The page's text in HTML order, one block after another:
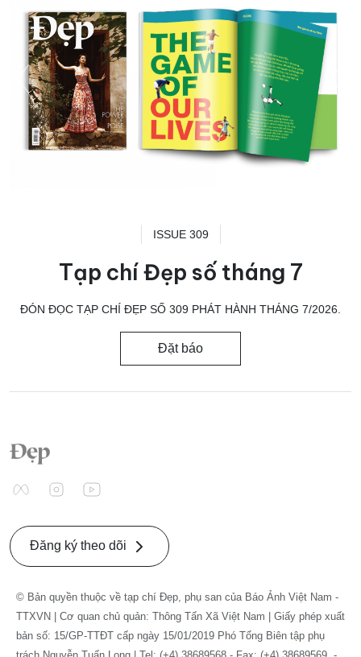
ISSUE 309
Tạp chí Đẹp số tháng 7
ĐÓN ĐỌC TẠP CHÍ ĐẸP SỐ 309 PHÁT HÀNH THÁNG 7/2026.
Đặt báo
Đăng ký theo dõi
© Bản quyền thuộc về tạp chí Đẹp, phụ san của Báo Ảnh Việt Nam -
TTXVN | Cơ quan chủ quản: Thông Tấn Xã Việt Nam | Giấy phép xuất
bản số: 15/GP-TTĐT cấp ngày 15/01/2019 Phó Tổng Biên tập phụ